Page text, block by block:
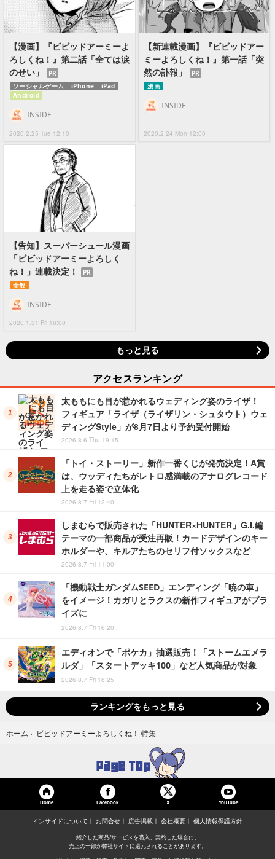
【漫画】『ビビッドアーミーよ
ろしくね！』第二話「全ては涙
のせい」
PR
ソーシャルゲーム
iPhone
iPad
Android
2020.2.25 Tue 12:10
INSIDE
【新連載漫画】『ビビッドアー
ミーよろしくね！』第一話「突
然の訃報」
PR
漫画
2020.2.24 Mon 12:00
INSIDE
【告知】スーパーシュール漫画
「ビビッドアーミーよろしく
ね！」連載決定！
PR
全般
2020.1.31 Fri 18:00
INSIDE
もっと見る
アクセスランキング
太ももにも目が惹かれるウェディング姿のライザ！
フィギュア「ライザ（ライザリン・シュタウト）ウェ
ディングStyle」が8月7日より予約受付開始
2026.8.6 Thu 19:15
「トイ・ストーリー」新作一番くじが発売決定！A賞
は、ウッディたちがレトロ感満載のアナログレコード
上を走る姿で立体化
2026.8.7 Fri 12:40
しまむらで販売された「HUNTER×HUNTER」G.I.編
テーマの一部商品が受注再販！カードデザインのキー
ホルダーや、キルアたちのセリフ付ソックスなど
2026.8.7 Fri 11:00
「機動戦士ガンダムSEED」エンディング「暁の車」
をイメージ！カガリとラクスの新作フィギュアがプラ
イズに
2026.8.7 Fri 16:20
エディオンで「ポケカ」抽選販売！「ストームエメラ
ルダ」「スタートデッキ100」など人気商品が対象
2026.8.7 Fri 16:25
ランキングをもっと見る
ホーム › ビビッドアーミーよろしくね！ 特集
Home Facebook X YouTube
インサイドについて お問合せ 広告掲載 会社概要 個人情報保護方針
紹介した商品/サービスを購入、契約した場合に、
売上の一部が弊社サイトに還元されることがあります。